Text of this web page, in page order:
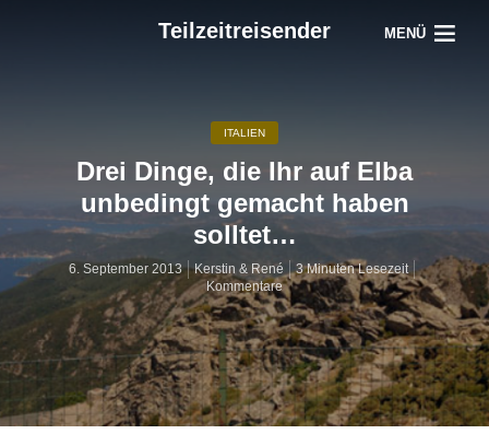
Teilzeitreisender MENÜ
ITALIEN
Drei Dinge, die Ihr auf Elba
unbedingt gemacht haben
solltet…
6. September 2013 Kerstin & René
3 Minuten Lesezeit
Kommentare